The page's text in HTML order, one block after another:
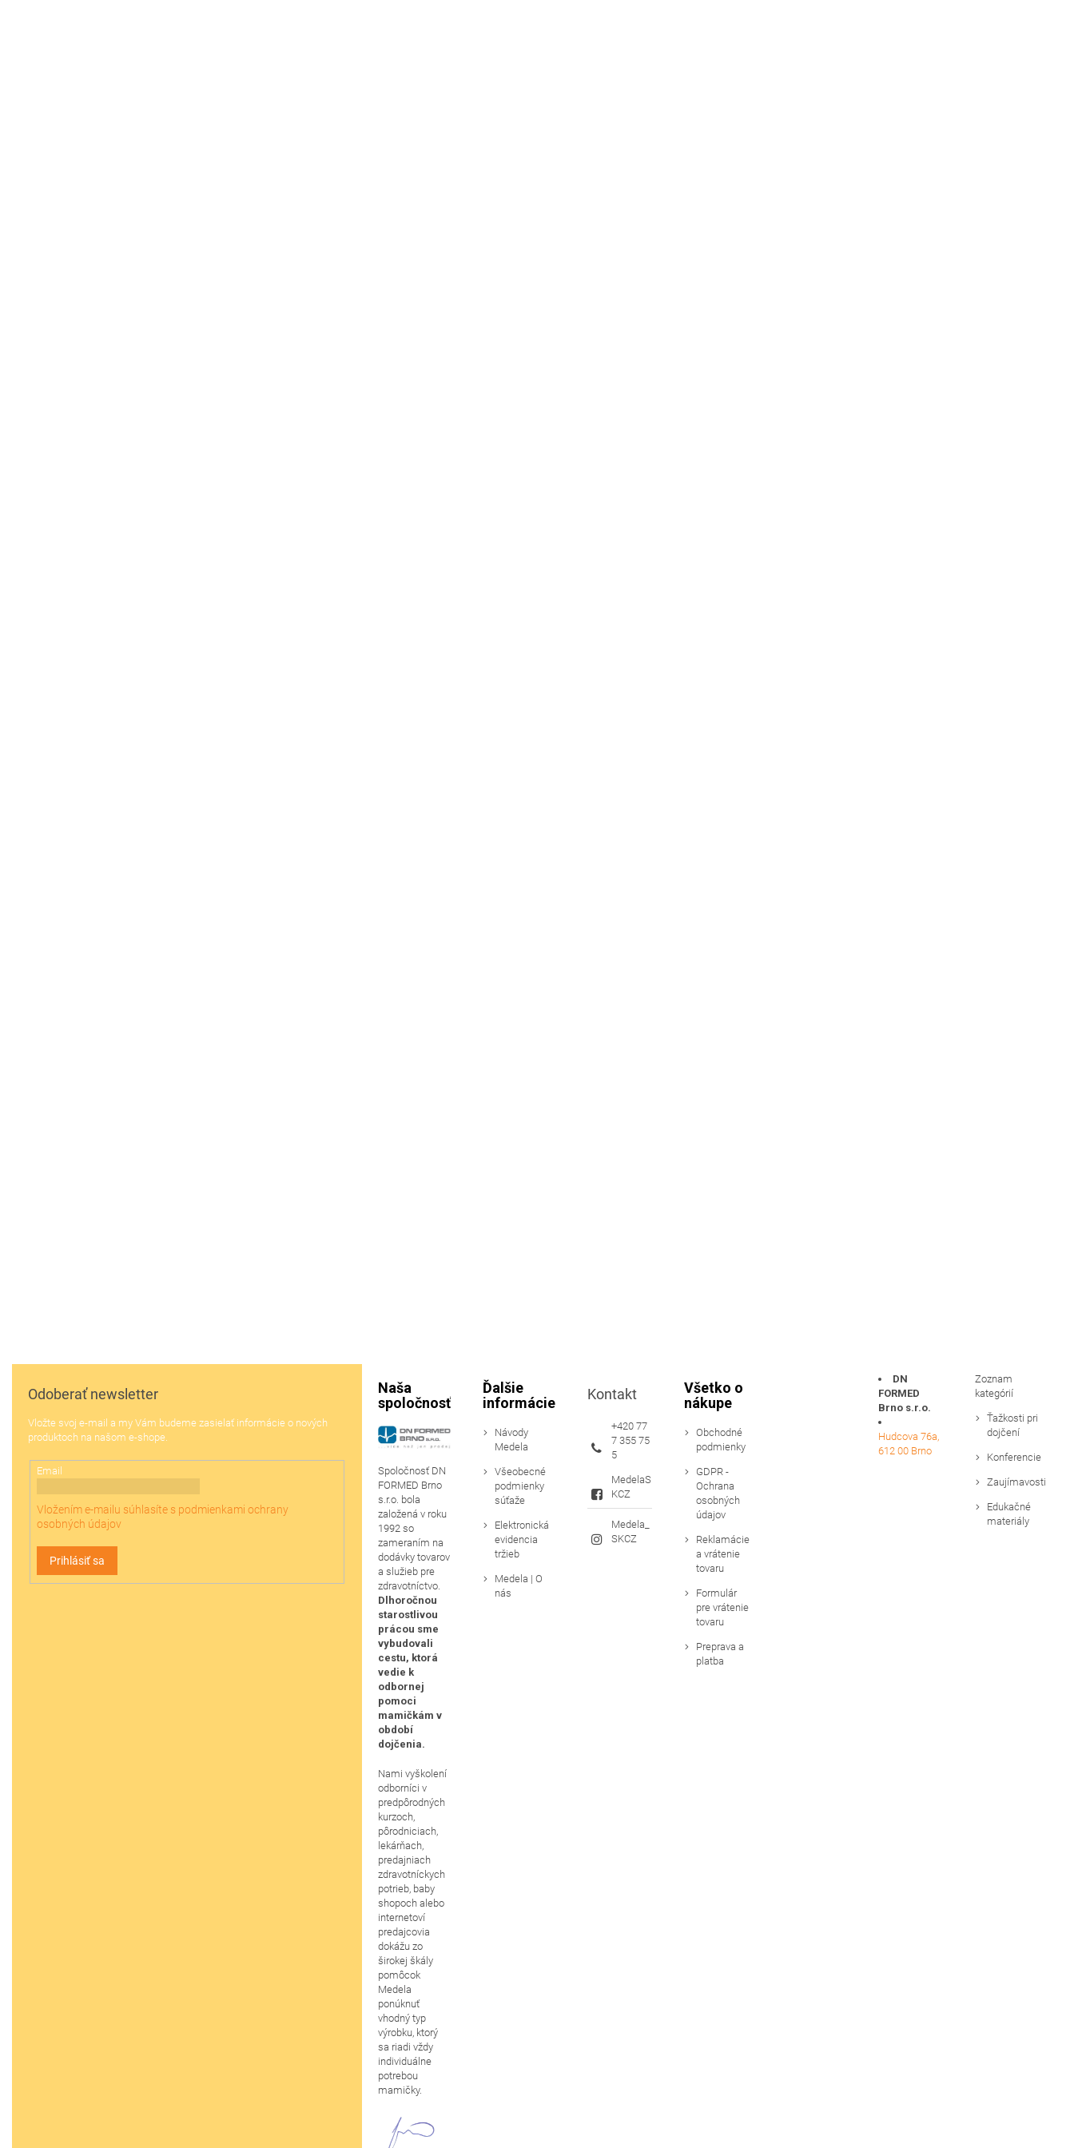
Odoberať newsletter
Vložte svoj e-mail a my Vám budeme zasielať informácie o nových
produktoch na našom e-shope.
Email
Vložením e-mailu súhlasíte s podmienkami ochrany
osobných údajov
Prihlásiť sa
Naša
spoločnosť
Spoločnosť DN
FORMED Brno
s.r.o. bola
založená v roku
1992 so
zameraním na
dodávky tovarov
a služieb pre
zdravotníctvo.
Dlhoročnou
starostlivou
prácou sme
vybudovali
cestu, ktorá
vedie k
odbornej
pomoci
mamičkám v
období
dojčenia.
Nami vyškolení
odborníci v
predpôrodných
kurzoch,
pôrodniciach,
lekárňach,
predajniach
zdravotníckych
potrieb, baby
shopoch alebo
internetoví
predajcovia
dokážu zo
širokej škály
pomôcok
Medela
ponúknuť
vhodný typ
výrobku, ktorý
sa riadi vždy
individuálne
potrebou
mamičky.
Ďalšie
informácie
Návody
Medela
Všeobecné
podmienky
súťaže
Elektronická
evidencia
tržieb
Medela | O
nás
Kontakt
+420 77
7 355 75
5
MedelaS
KCZ
Medela_
SKCZ
Všetko o
nákupe
Obchodné
podmienky
GDPR -
Ochrana
osobných
údajov
Reklamácie
a vrátenie
tovaru
Formulár
pre vrátenie
tovaru
Preprava a
platba
DN
FORMED
Brno s.r.o.
Hudcova 76a,
612 00 Brno
Zoznam
kategórií
Ťažkosti pri
dojčení
Konferencie
Zaujímavosti
Edukačné
materiály